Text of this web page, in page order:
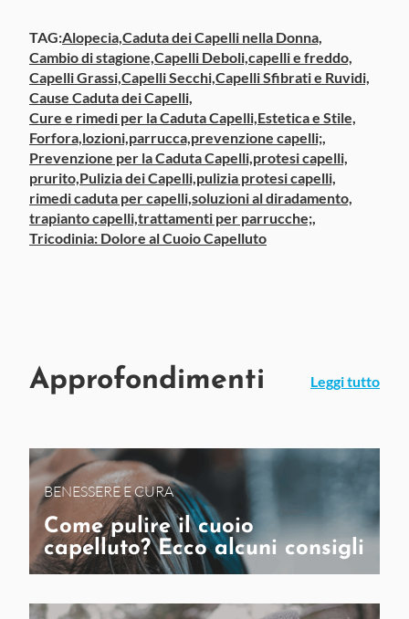
TAG:Alopecia,Caduta dei Capelli nella Donna,
Cambio di stagione,Capelli Deboli,capelli e freddo,
Capelli Grassi,Capelli Secchi,Capelli Sfibrati e Ruvidi,
Cause Caduta dei Capelli,
Cure e rimedi per la Caduta Capelli,Estetica e Stile,
Forfora,lozioni,parrucca,prevenzione capelli;,
Prevenzione per la Caduta Capelli,protesi capelli,
prurito,Pulizia dei Capelli,pulizia protesi capelli,
rimedi caduta per capelli,soluzioni al diradamento,
trapianto capelli,trattamenti per parrucche;,
Tricodinia: Dolore al Cuoio Capelluto
Approfondimenti Leggi tutto
BENESSERE E CURA
Come pulire il cuoio
capelluto? Ecco alcuni consigli